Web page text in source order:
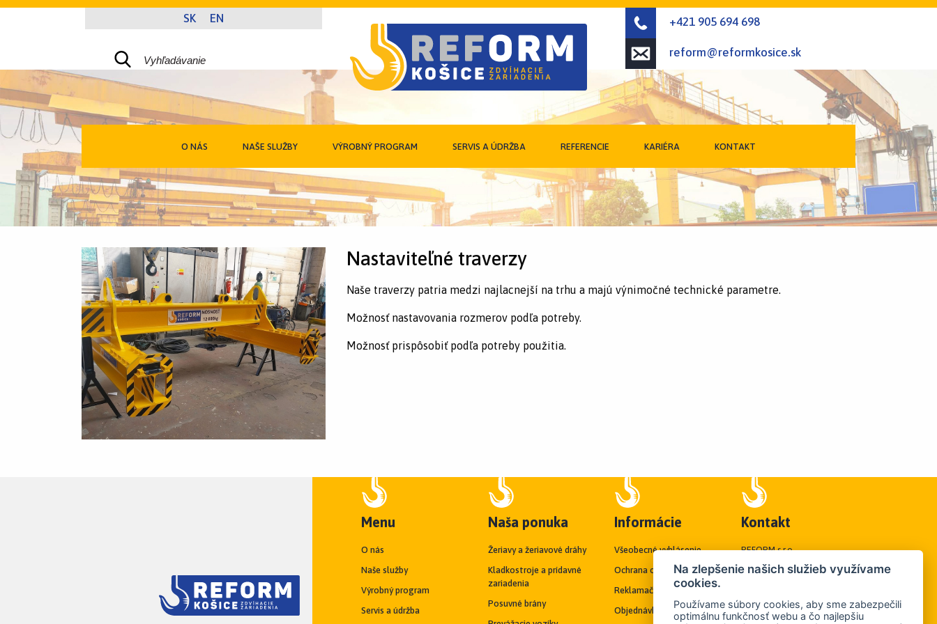
+421 905 694 698
reform@reformkosice.sk
O NÁS NAŠE SLUŽBY VÝROBNÝ PROGRAM SERVIS A ÚDRŽBA REFERENCIE KARIÉRA KONTAKT
Nastaviteľné traverzy
Naše traverzy patria medzi najlacnejší na trhu a majú výnimočné technické parametre.
Možnosť nastavovania rozmerov podľa potreby.
Možnosť prispôsobiť podľa potreby použitia.
Menu
O nás
Naše služby
Výrobný program
Servis a údržba
Naša ponuka
Žeriavy a žeriavové dráhy
Kladkostroje a prídavné
zariadenia
Posuvné brány
Informácie
Všeobecné vyhlásenie
Ochrana osobných údajov
Reklamačný poriadok
Objednávky
Kontakt
REFORM s.r.o.
Pri bitúnku 13
Na zlepšenie našich služieb využívame
cookies.
Používame súbory cookies, aby sme zabezpečili
optimálnu funkčnosť webu a čo najlepšiu